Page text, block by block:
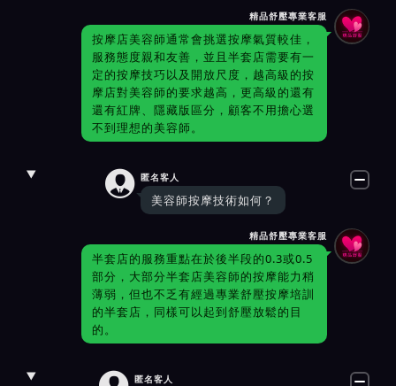
精品舒壓專業客服
按摩店美容師通常會挑選按摩氣質較佳，
服務態度親和友善，並且半套店需要有一
定的按摩技巧以及開放尺度，越高級的按
摩店對美容師的要求越高，更高級的還有
還有紅牌、隱藏版區分，顧客不用擔心選
不到理想的美容師。
 匿名客人
美容師按摩技術如何？
精品舒壓專業客服
半套店的服務重點在於後半段的0.3或0.5
部分，大部分半套店美容師的按摩能力稍
薄弱，但也不乏有經過專業舒壓按摩培訓
的半套店，同樣可以起到舒壓放鬆的目
的。
匿名客人